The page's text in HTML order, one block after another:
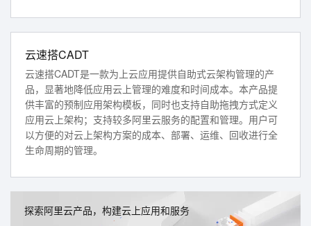
云速搭CADT
云速搭CADT是一款为上云应用提供自助式云架构管理的产
品，显著地降低应用云上管理的难度和时间成本。本产品提
供丰富的预制应用架构模板，同时也支持自助拖拽方式定义
应用云上架构；支持较多阿里云服务的配置和管理。用户可
以方便的对云上架构方案的成本、部署、运维、回收进行全
生命周期的管理。
探索阿里云产品，构建云上应用和服务